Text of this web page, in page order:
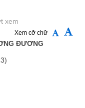
xem
Xem cỡ chữ
ĐƯƠNG